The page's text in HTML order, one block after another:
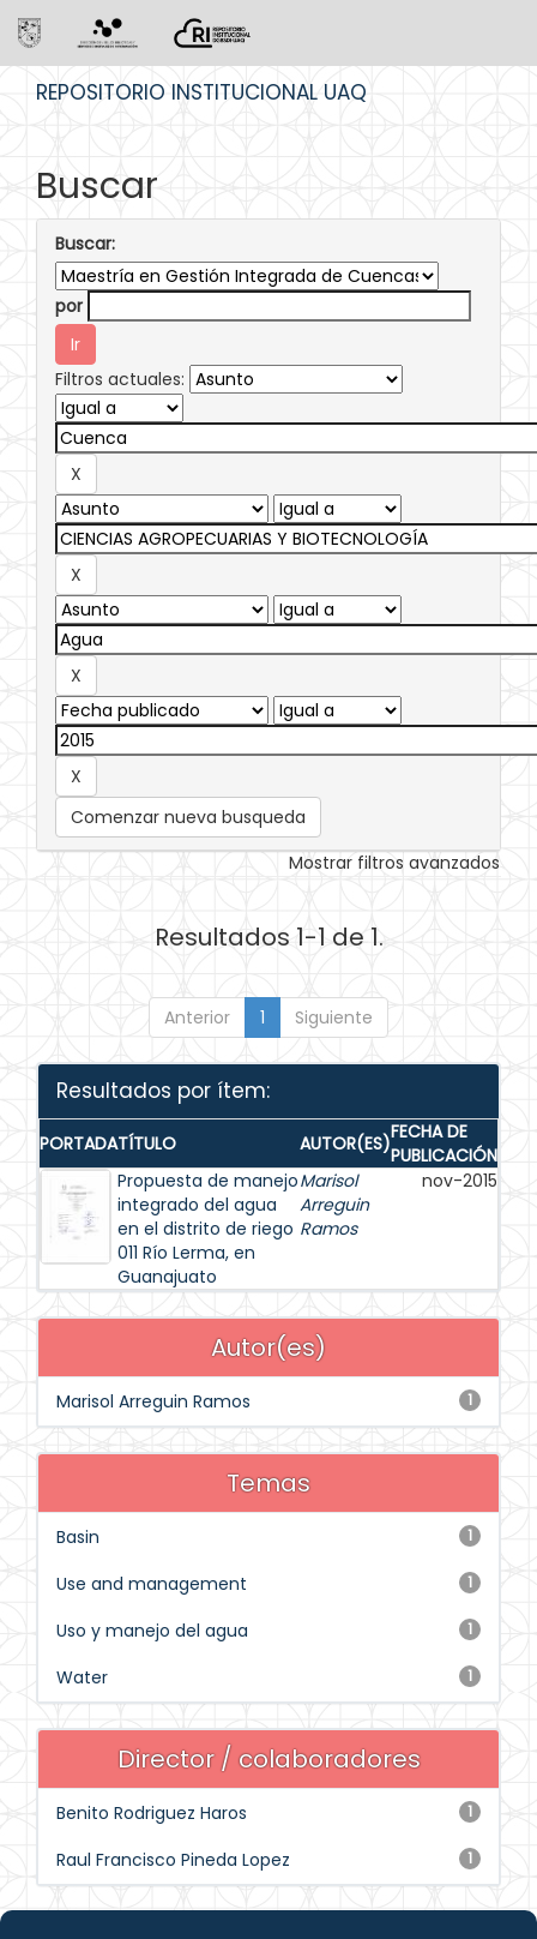
REPOSITORIO INSTITUCIONAL UAQ
Buscar
Buscar:
por
Filtros actuales:
Comenzar nueva busqueda
Mostrar filtros avanzados
Resultados 1-1 de 1.
Anterior 1 Siguiente
Resultados por ítem:
PORTADATÍTULO AUTOR(ES)FECHA DE
PUBLICACIÓN
Propuesta de manejo
integrado del agua
en el distrito de riego
011 Río Lerma, en
Guanajuato
Marisol
Arreguin
Ramos
nov-2015
Autor(es)
1
Marisol Arreguin Ramos
Temas
1
Basin
1
Use and management
1
Uso y manejo del agua
1
Water
Director / colaboradores
1
Benito Rodriguez Haros
1
Raul Francisco Pineda Lopez